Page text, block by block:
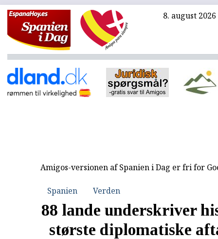
8. august 2026
Amigos-versionen af Spanien i Dag er fri for
Spanien Verden
88 lande underskriver
største diplomatiske